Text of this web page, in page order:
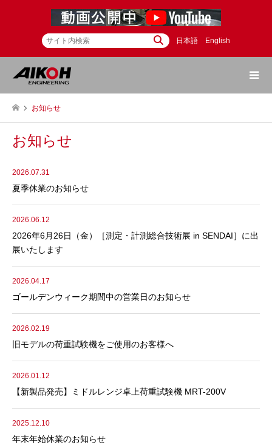
日本語 English
お知らせ
お知らせ
2026.07.31
夏季休業のお知らせ
2026.06.12
2026年6月26日（金）［測定・計測総合技術展 in SENDAI］に出
展いたします
2026.04.17
ゴールデンウィーク期間中の営業日のお知らせ
2026.02.19
旧モデルの荷重試験機をご使用のお客様へ
2026.01.12
【新製品発売】ミドルレンジ卓上荷重試験機 MRT-200V
2025.12.10
年末年始休業のお知らせ